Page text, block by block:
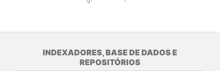
INDEXADORES, BASE DE DADOS E
REPOSITÓRIOS